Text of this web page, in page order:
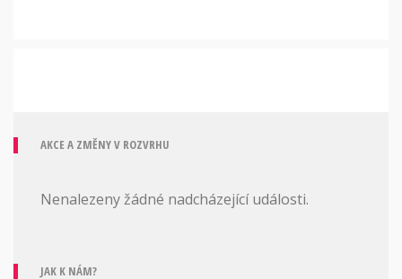
AKCE A ZMĚNY V ROZVRHU
Nenalezeny žádné nadcházející události.
JAK K NÁM?